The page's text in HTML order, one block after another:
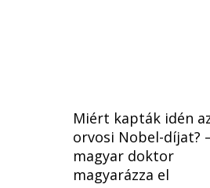
Miért kapták idén
orvosi Nobel-díjat?
magyar doktor
magyarázza el